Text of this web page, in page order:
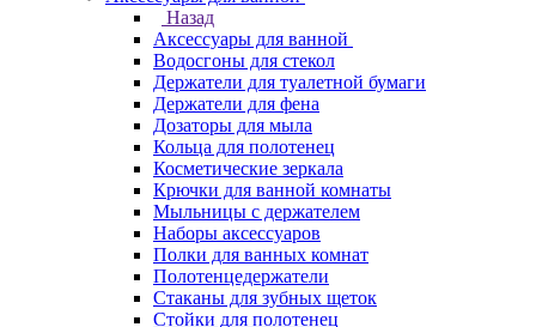
Назад
Аксессуары для ванной
Водосгоны для стекол
Держатели для туалетной бумаги
Держатели для фена
Дозаторы для мыла
Кольца для полотенец
Косметические зеркала
Крючки для ванной комнаты
Мыльницы с держателем
Наборы аксессуаров
Полки для ванных комнат
Полотенцедержатели
Стаканы для зубных щеток
Стойки для полотенец